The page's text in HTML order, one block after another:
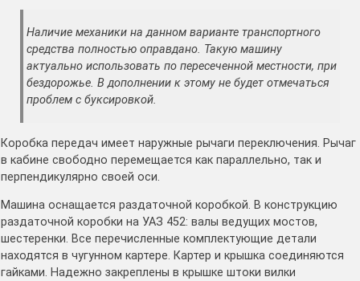
Наличие механики на данном варианте транспортного
средства полностью оправдано. Такую машину
актуально использовать по пересеченной местности, при
бездорожье. В дополнении к этому не будет отмечаться
проблем с буксировкой.
Коробка передач имеет наружные рычаги переключения. Рычаг
в кабине свободно перемещается как параллельно, так и
перпендикулярно своей оси.
Машина оснащается раздаточной коробкой. В конструкцию
раздаточной коробки на УАЗ 452: валы ведущих мостов,
шестеренки. Все перечисленные комплектующие детали
находятся в чугунном картере. Картер и крышка соединяются
гайками. Надежно закреплены в крышке штоки вилки